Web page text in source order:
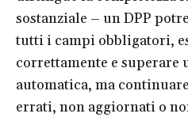
sostanziale – un DPP
tutti i campi obbligatori,
correttamente e superare
automatica, ma
errati, non aggiornati o